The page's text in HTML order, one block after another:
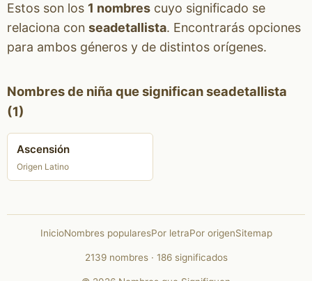
Estos son los 1 nombrescuyo significado se
relaciona con seadetallista. Encontrarás opciones
para ambos géneros y de distintos orígenes.
Nombres de niña que significan seadetallista
(1)
Ascensión
Origen Latino
InicioNombres popularesPor letraPor origenSitemap
2139 nombres · 186 significados